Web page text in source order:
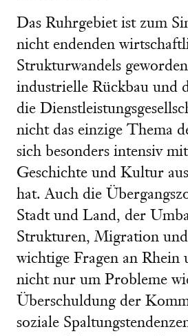
Das Ruhrgebiet ist zum
nicht endenden
Strukturwandels
industrielle Rückbau und
die
nicht das einzige Thema
sich besonders intensiv
Geschichte und Kultur
hat. Auch die
Stadt und Land, der
Strukturen, Migration
wichtige Fragen an Rhein
nicht nur um Probleme
Überschuldung der
soziale